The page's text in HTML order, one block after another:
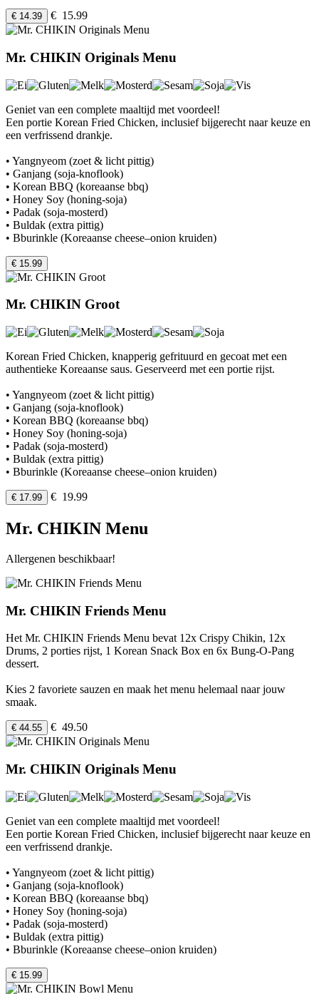
€ 14.39 € 15.99
Mr. CHIKIN Originals Menu
Geniet van een complete maaltijd met voordeel!
Een portie Korean Fried Chicken, inclusief bijgerecht naar keuze en
een verfrissend drankje.
• Yangnyeom (zoet & licht pittig)
• Ganjang (soja-knoflook)
• Korean BBQ (koreaanse bbq)
• Honey Soy (honing-soja)
• Padak (soja-mosterd)
• Buldak (extra pittig)
• Bburinkle (Koreaanse cheese–onion kruiden)
€ 15.99
Mr. CHIKIN Groot
Korean Fried Chicken, knapperig gefrituurd en gecoat met een
authentieke Koreaanse saus. Geserveerd met een portie rijst.
• Yangnyeom (zoet & licht pittig)
• Ganjang (soja-knoflook)
• Korean BBQ (koreaanse bbq)
• Honey Soy (honing-soja)
• Padak (soja-mosterd)
• Buldak (extra pittig)
• Bburinkle (Koreaanse cheese–onion kruiden)
€ 17.99 € 19.99
Mr. CHIKIN Menu
Allergenen beschikbaar!
Mr. CHIKIN Friends Menu
Het Mr. CHIKIN Friends Menu bevat 12x Crispy Chikin, 12x
Drums, 2 porties rijst, 1 Korean Snack Box en 6x Bung-O-Pang
dessert.
Kies 2 favoriete sauzen en maak het menu helemaal naar jouw
smaak.
€ 44.55 € 49.50
Mr. CHIKIN Originals Menu
Geniet van een complete maaltijd met voordeel!
Een portie Korean Fried Chicken, inclusief bijgerecht naar keuze en
een verfrissend drankje.
• Yangnyeom (zoet & licht pittig)
• Ganjang (soja-knoflook)
• Korean BBQ (koreaanse bbq)
• Honey Soy (honing-soja)
• Padak (soja-mosterd)
• Buldak (extra pittig)
• Bburinkle (Koreaanse cheese–onion kruiden)
€ 15.99